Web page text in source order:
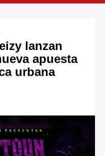
lanzan
apuesta
urbana